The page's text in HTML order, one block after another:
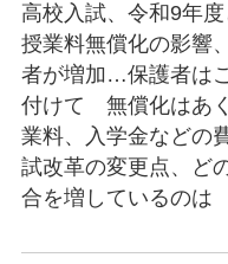
高校入試、令和9年
授業料無償化の影響
者が増加…保護者は
付けて 無償化はあ
業料、入学金などの
試改革の変更点、ど
合を増しているのは